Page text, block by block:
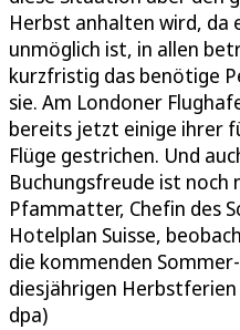
Herbst anhalten wird, da
unmöglich ist, in allen
kurzfristig das benötige
sie. Am Londoner
bereits jetzt einige ihrer
Flüge gestrichen. Und
Buchungsfreude ist noch
Pfammatter, Chefin des
Hotelplan Suisse,
die kommenden
diesjährigen
dpa)